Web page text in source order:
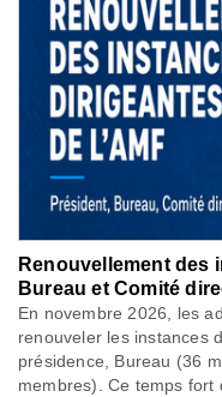
Renouvellement des
Bureau et Comité
En novembre 2026, les
renouveler les instances
présidence, Bureau (36
membres). Ce temps fort